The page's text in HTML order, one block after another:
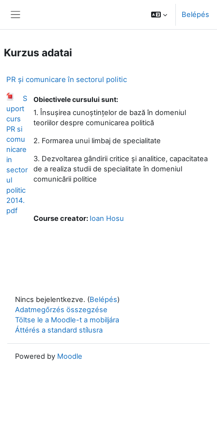
Belépés
Kurzus adatai
PR și comunicare în sectorul politic
S
uport
curs
PR si
comu
nicare
in
sector
ul
politic
2014.
pdf
Obiectivele cursului sunt:
1. Însușirea cunoștințelor de bază în domeniul
teoriilor despre comunicarea politică
2. Formarea unui limbaj de specialitate
3. Dezvoltarea gândirii critice și analitice, capacitatea
de a realiza studii de specialitate în domeniul
comunicării politice
Course creator: Ioan Hosu
Nincs bejelentkezve. (Belépés)
Adatmegőrzés összegzése
Töltse le a Moodle-t a mobiljára
Áttérés a standard stílusra
Powered by Moodle